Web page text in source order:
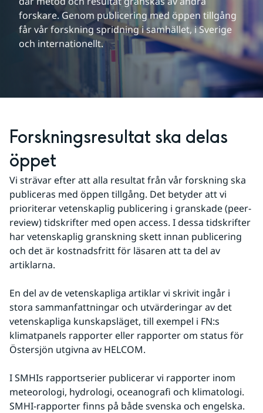
forskare. Genom publicering med öppen tillgång
får vår forskning spridning i samhället, i Sverige
och internationellt.
Forskningsresultat ska delas
öppet
Vi strävar efter att alla resultat från vår forskning ska
publiceras med öppen tillgång. Det betyder att vi
prioriterar vetenskaplig publicering i granskade (peer-
review) tidskrifter med open access. I dessa tidskrifter
har vetenskaplig granskning skett innan publicering
och det är kostnadsfritt för läsaren att ta del av
artiklarna.
En del av de vetenskapliga artiklar vi skrivit ingår i
stora sammanfattningar och utvärderingar av det
vetenskapliga kunskapsläget, till exempel i FN:s
klimatpanels rapporter eller rapporter om status för
Östersjön utgivna av HELCOM.
I SMHIs rapportserier publicerar vi rapporter inom
meteorologi, hydrologi, oceanografi och klimatologi.
SMHI-rapporter finns på både svenska och engelska.